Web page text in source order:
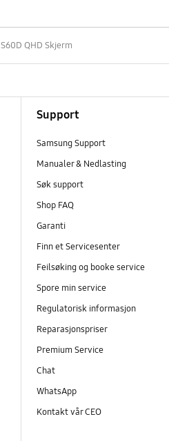
QHD Skjerm
Support
Samsung Support
Manualer & Nedlasting
Søk support
Shop FAQ
Garanti
Finn et Servicesenter
Feilsøking og booke service
Spore min service
Regulatorisk informasjon
Reparasjonspriser
Premium Service
Chat
WhatsApp
Kontakt vår CEO